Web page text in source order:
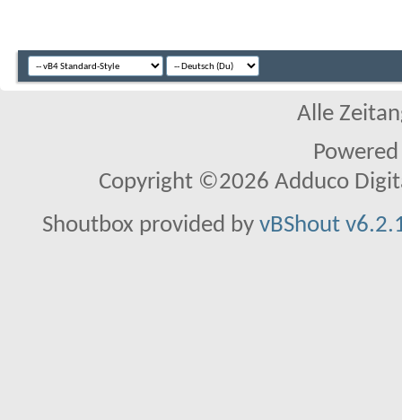
Alle
Copyright ©2026 Adduco
Shoutbox provided by vBShout